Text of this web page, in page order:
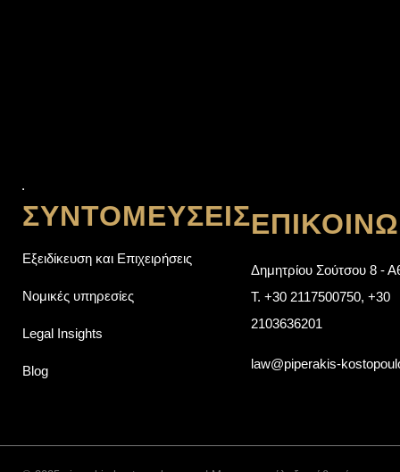
ΣΥΝΤΟΜΕΎΣΕΙΣ
Εξειδίκευση και Επιχειρήσεις
Νομικές υπηρεσίες
Legal Insights
Blog
Δημητρίου Σούτσου 8 -
T. +30 2117500750, +30
2103636201
law@piperakis-